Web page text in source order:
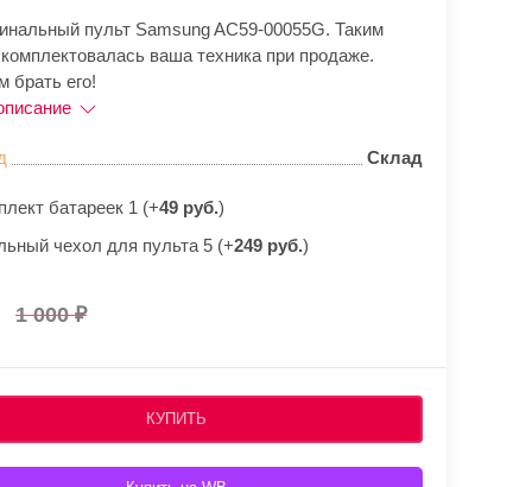
пульт Samsung AC59-00055G. Таким
ваша техника при продаже.
брать его!
Склад
батареек 1 (+49 руб.)
чехол для пульта 5 (+249 руб.)
1 000
КУПИТЬ